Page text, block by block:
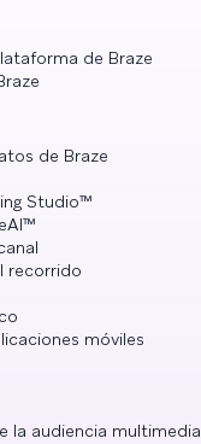
de Braze
de Braze
Studio™
recorrido
móviles
la audiencia multimedia